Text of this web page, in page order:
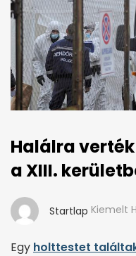
Halálra
a XIII.
Startlap Kiemelt
Egy holttestet